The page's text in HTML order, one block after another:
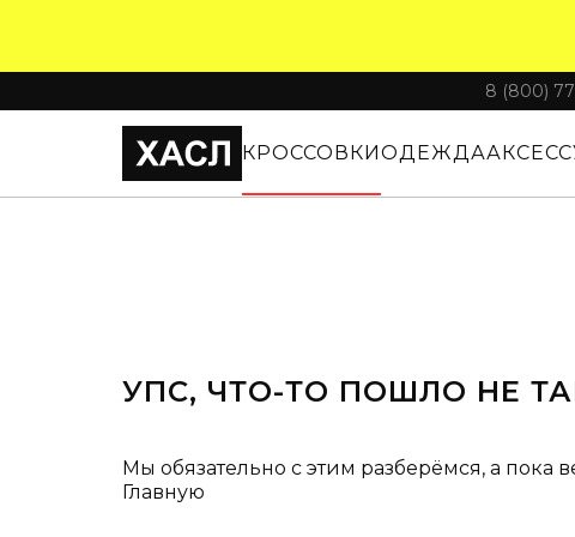
8 (800)
КРОССОВКИОДЕЖДА
УПС, ЧТО-ТО ПОШЛО НЕ
Мы обязательно с этим разберёмся, а пока
Главную